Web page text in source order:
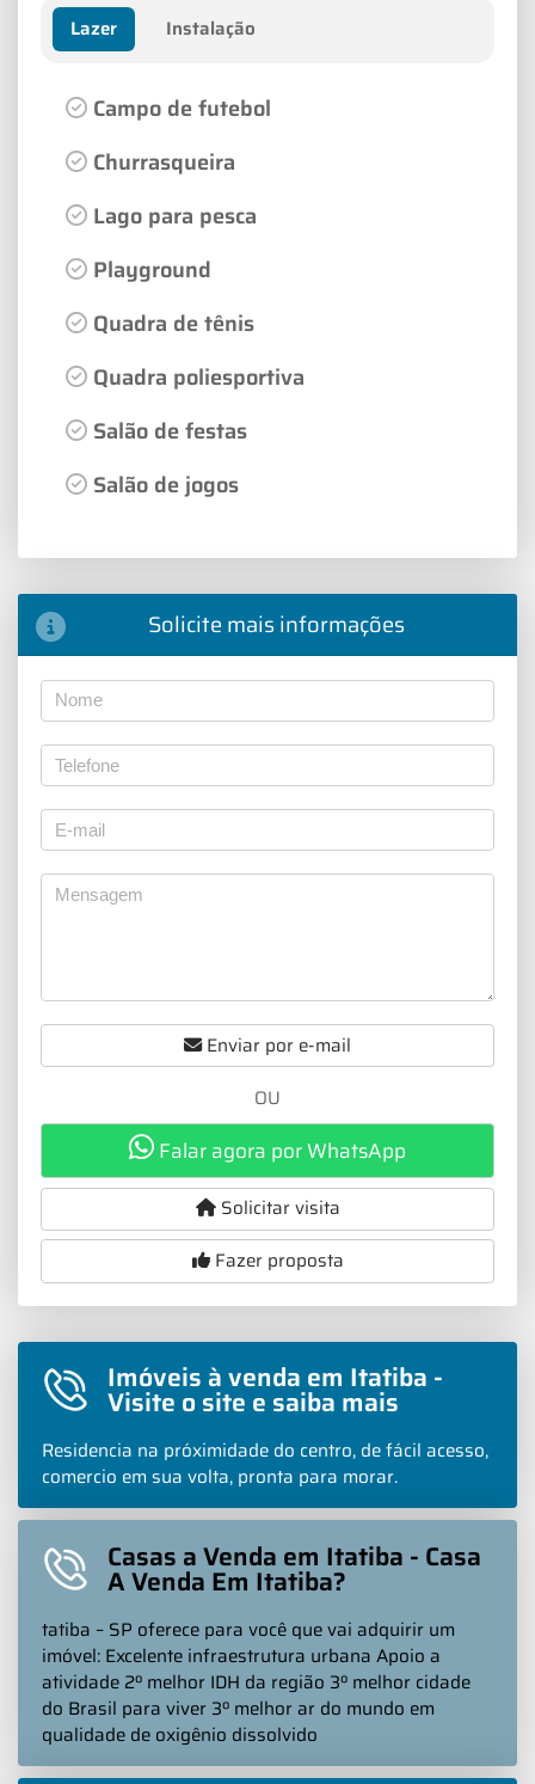
Lazer Instalação
Campo de futebol
Churrasqueira
Lago para pesca
Playground
Quadra de tênis
Quadra poliesportiva
Salão de festas
Salão de jogos
Solicite mais informações
Enviar por e-mail
OU
Falar agora por WhatsApp
Solicitar visita
Fazer proposta
Imóveis à venda em Itatiba -
Visite o site e saiba mais
Residencia na próximidade do centro, de fácil acesso,
comercio em sua volta, pronta para morar.
Casas a Venda em Itatiba - Casa
A Venda Em Itatiba?
tatiba – SP oferece para você que vai adquirir um
imóvel: Excelente infraestrutura urbana Apoio a
atividade 2º melhor IDH da região 3º melhor cidade
do Brasil para viver 3º melhor ar do mundo em
qualidade de oxigênio dissolvido